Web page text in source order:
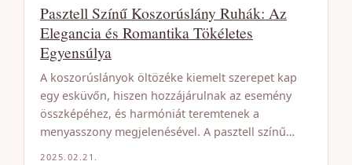
Pasztell Színű Koszorúslány Ruhák: Az
Elegancia és Romantika Tökéletes
Egyensúlya
A koszorúslányok öltözéke kiemelt szerepet kap
egy esküvőn, hiszen hozzájárulnak az esemény
összképéhez, és harmóniát teremtenek a
menyasszony megjelenésével. A pasztell színű…
2025.02.21.